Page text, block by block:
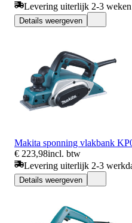
Levering uiterlijk 2-3 weken
Details weergeven
Makita sponning vlakbank
€ 223,98incl. btw
Levering uiterlijk 2-3
Details weergeven